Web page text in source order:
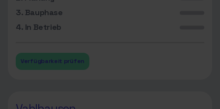
3. Bauphase
4. In Betrieb
Verfügbarkeit prüfen